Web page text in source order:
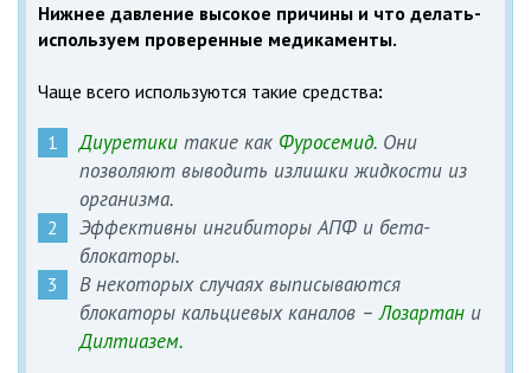
Нижнее давление высокое причины и что делать-
используем проверенные медикаменты.
Чаще всего используются такие средства:
Диуретики такие как Фуросемид. Они
позволяют выводить излишки жидкости из
организма.
Эффективны ингибиторы АПФ и бета-
блокаторы.
В некоторых случаях выписываются
блокаторы кальциевых каналов –Лозартан и
Дилтиазем.